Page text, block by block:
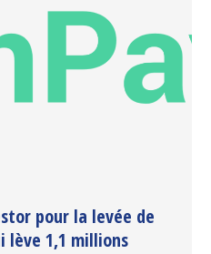
pour la levée de
lève 1,1 millions